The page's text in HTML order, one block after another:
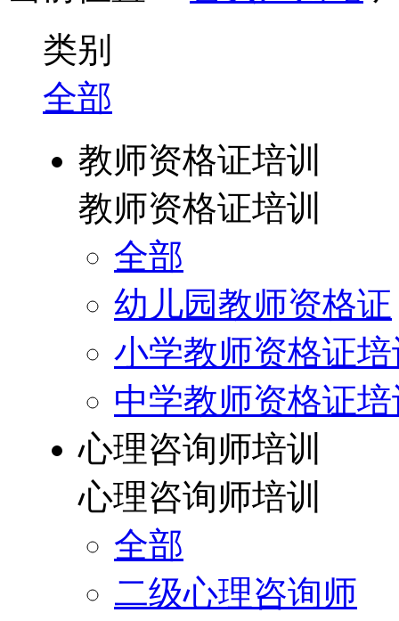
类别
全部
教师资格证培训
教师资格证培训
全部
幼儿园教师资格证
小学教师资格证
中学教师资格证
心理咨询师培训
心理咨询师培训
全部
二级心理咨询师